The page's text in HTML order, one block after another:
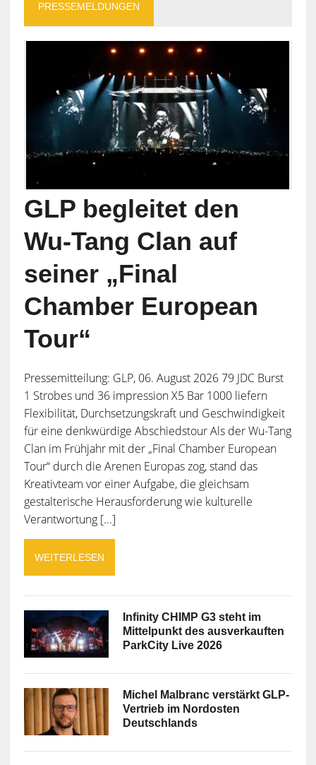
PRESSEMELDUNGEN
GLP begleitet den
Wu-Tang Clan auf
seiner „Final
Chamber European
Tour“
Pressemitteilung: GLP, 06. August 2026 79 JDC Burst
1 Strobes und 36 impression X5 Bar 1000 liefern
Flexibilität, Durchsetzungskraft und Geschwindigkeit
für eine denkwürdige Abschiedstour Als der Wu-Tang
Clan im Frühjahr mit der „Final Chamber European
Tour“ durch die Arenen Europas zog, stand das
Kreativteam vor einer Aufgabe, die gleichsam
gestalterische Herausforderung wie kulturelle
Verantwortung [...]
WEITERLESEN
Infinity CHIMP G3 steht im
Mittelpunkt des ausverkauften
ParkCity Live 2026
Michel Malbranc verstärkt GLP-
Vertrieb im Nordosten
Deutschlands